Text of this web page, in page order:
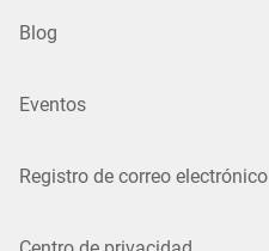
Blog
Eventos
Registro de correo electrónico